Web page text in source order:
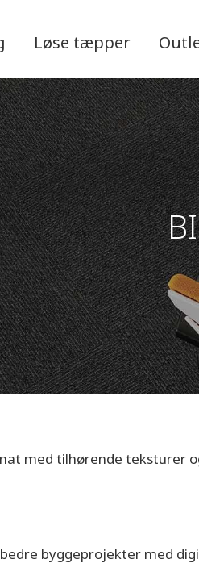
Løse tæpper
med tilhørende teksturer
byggeprojekter med